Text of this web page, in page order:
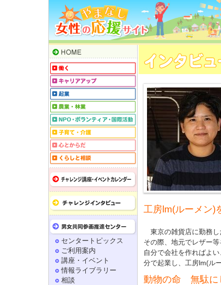
工房lm(ルーメン)
東京の雑貨店に勤務し
その際、地元でレザー
自分で会社を作ればよ
分で起業し、工房lm(ル
動物の命 無駄に
センタートピックス
ご利用案内
講座・イベント
情報ライブラリー
相談